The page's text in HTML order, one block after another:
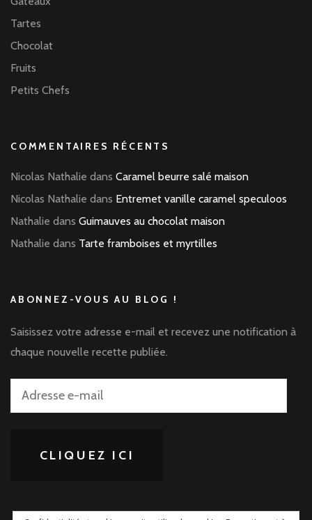
Tartes
Chocolat
Fruits
Petits Chefs
COMMENTAIRES RÉCENTS
Nicolas Nathalie dans Caramel beurre salé maison
Nicolas Nathalie dans Entremet vanille caramel speculoos
Nathalie dans Guimauves au chocolat maison
Nathalie dans Tarte framboises et myrtilles
ABONNEZ-VOUS AU BLOG !
Saisissez votre adresse e-mail et recevez une notification à
chaque nouvelle recette publiée.
Adresse
CLIQUEZ ICI